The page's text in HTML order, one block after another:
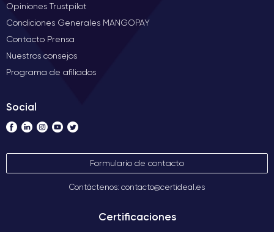
Opiniones Trustpilot
Condiciones Generales MANGOPAY
Contacto Prensa
Nuestros consejos
Programa de afiliados
Social
Formulario de contacto
Contáctenos: contacto@certideal.es
Certificaciones